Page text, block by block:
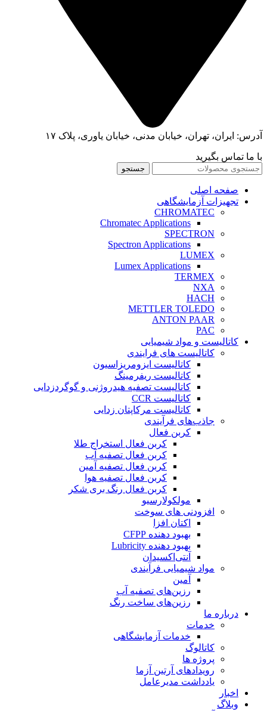
آدرس: ایران، تهران، خیابان مدنی، خیابان یاوری، پلاک ۱۷
با ما تماس بگیرید
جستجو
صفحه اصلی
تجهیزات آزمایشگاهی
CHROMATEC
Chromatec Applications
SPECTRON
Spectron Applications
LUMEX
Lumex Applications
TERMEX
NXA
HACH
METTLER TOLEDO
ANTON PAAR
PAC
کاتالیست و مواد شیمیایی
کاتالیست های فرایندی
کاتالیست ایزومریزاسیون
کاتالیست ریفرمینگ
کاتالیست تصفیه هیدروژنی و گوگردزدایی
کاتالیست CCR
کاتالیست مرکاپتان زدایی
جاذب‌های فرآیندی
کربن فعال
کربن فعال استخراج طلا
کربن فعال تصفیه آب
کربن فعال تصفیه آمین
کربن فعال تصفیه هوا
کربن فعال رنگ بری شکر
مولکولارسیو
افزودنی های سوخت
اکتان افزا
بهبود دهنده CFPP
بهبود دهنده Lubricity
آنتی‌اکسیدان
مواد شیمیایی فرآیندی
آمین
رزین‌های تصفیه آب
رزین‌های ساخت رنگ
درباره ما
خدمات
خدمات آزمایشگاهی
کاتالوگ
پروژه ها
رویدادهای آرتین آزما
یادداشت مدیرعامل
اخبار
وبلاگ